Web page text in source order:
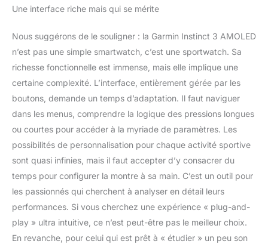
Une interface riche mais qui se mérite
Nous suggérons de le souligner : la Garmin Instinct 3 AMOLED
n’est pas une simple smartwatch, c’est une sportwatch. Sa
richesse fonctionnelle est immense, mais elle implique une
certaine complexité. L’interface, entièrement gérée par les
boutons, demande un temps d’adaptation. Il faut naviguer
dans les menus, comprendre la logique des pressions longues
ou courtes pour accéder à la myriade de paramètres. Les
possibilités de personnalisation pour chaque activité sportive
sont quasi infinies, mais il faut accepter d’y consacrer du
temps pour configurer la montre à sa main. C’est un outil pour
les passionnés qui cherchent à analyser en détail leurs
performances. Si vous cherchez une expérience « plug-and-
play » ultra intuitive, ce n’est peut-être pas le meilleur choix.
En revanche, pour celui qui est prêt à « étudier » un peu son